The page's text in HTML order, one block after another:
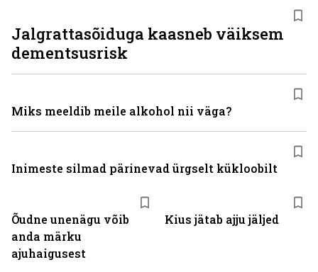
Õudne unenägu võib
anda märku
ajuhaigusest
Kius jätab ajju jäljed
Jalgrattasõiduga kaasneb väiksem
dementsusrisk
Miks meeldib meile alkohol nii väga?
Inimeste silmad pärinevad ürgselt kükloobilt